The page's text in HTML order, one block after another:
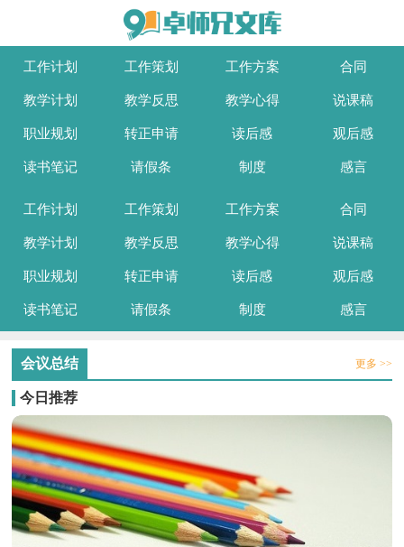
工作计划 工作策划 工作方案 合同
教学计划 教学反思 教学心得 说课稿
职业规划 转正申请 读后感 观后感
读书笔记 请假条 制度 感言
工作计划 工作策划 工作方案 合同
教学计划 教学反思 教学心得 说课稿
职业规划 转正申请 读后感 观后感
读书笔记 请假条 制度 感言
会议总结 更多 >>
今日推荐